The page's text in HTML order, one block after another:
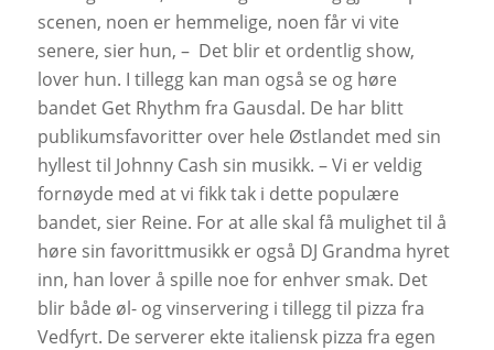
scenen, noen er hemmelige, noen får vi vite
senere, sier hun, – Det blir et ordentlig show,
lover hun. I tillegg kan man også se og høre
bandet Get Rhythm fra Gausdal. De har blitt
publikumsfavoritter over hele Østlandet med sin
hyllest til Johnny Cash sin musikk. – Vi er veldig
fornøyde med at vi fikk tak i dette populære
bandet, sier Reine. For at alle skal få mulighet til å
høre sin favorittmusikk er også DJ Grandma hyret
inn, han lover å spille noe for enhver smak. Det
blir både øl- og vinservering i tillegg til pizza fra
Vedfyrt. De serverer ekte italiensk pizza fra egen